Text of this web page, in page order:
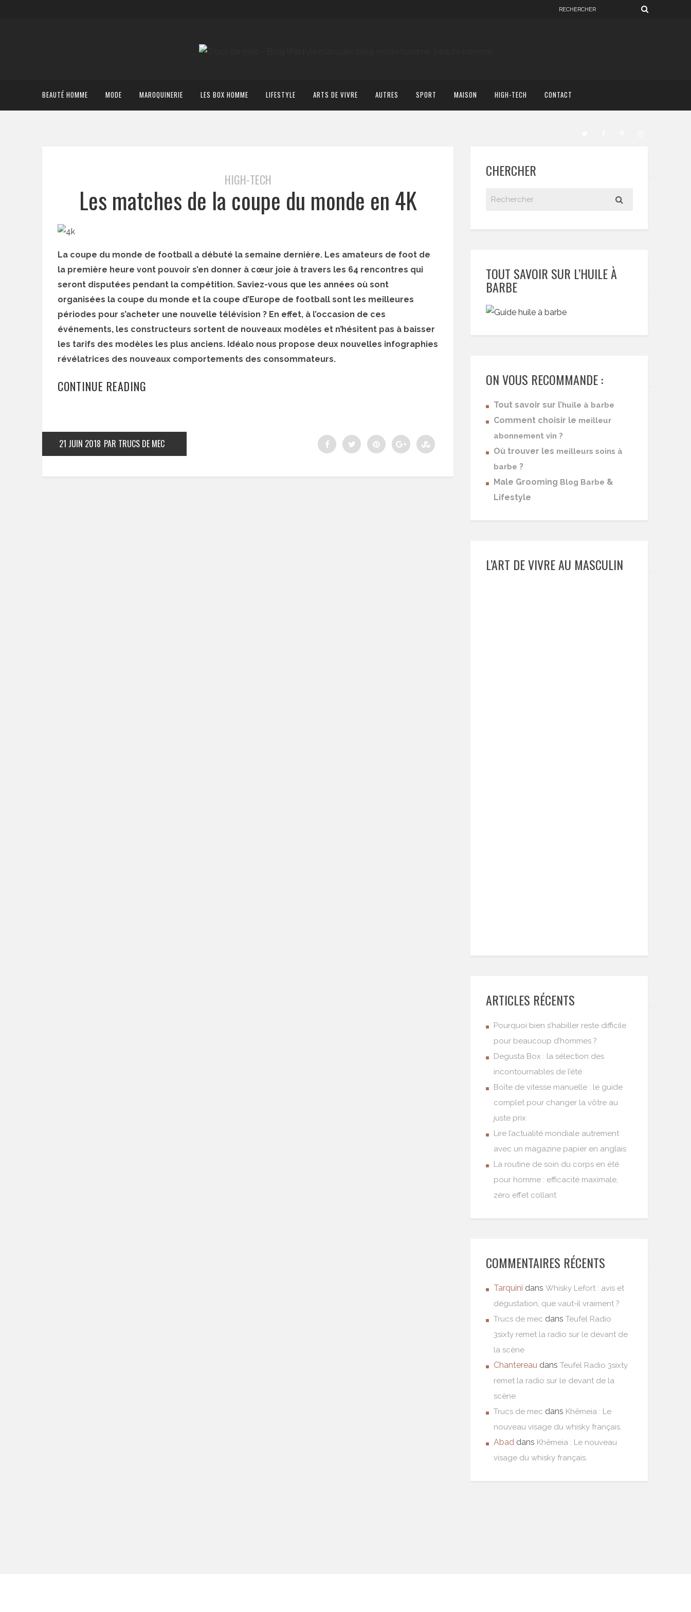
BEAUTÉ HOMME MODE MAROQUINERIE LES BOX HOMME LIFESTYLE ARTS DE VIVRE AUTRES SPORT MAISON HIGH-TECH CONTACT
HIGH-TECH
Les matches de la coupe du monde en 4K
La coupe du monde de football a débuté la semaine dernière. Les amateurs de foot de
la première heure vont pouvoir s’en donner à cœur joie à travers les 64 rencontres qui
seront disputées pendant la compétition. Saviez-vous que les années où sont
organisées la coupe du monde et la coupe d’Europe de football sont les meilleures
périodes pour s’acheter une nouvelle télévision ? En effet, à l’occasion de ces
événements, les constructeurs sortent de nouveaux modèles et n’hésitent pas à baisser
les tarifs des modèles les plus anciens. Idéalo nous propose deux nouvelles infographies
révélatrices des nouveaux comportements des consommateurs.
CONTINUE READING
21 JUIN 2018 PAR TRUCS DE MEC
CHERCHER
TOUT SAVOIR SUR L’HUILE À
BARBE
ON VOUS RECOMMANDE :
Tout savoir sur l’huile à barbe
Comment choisir le meilleur
abonnement vin ?
Où trouver les meilleurs soins à
barbe ?
Male Grooming Blog Barbe &
Lifestyle
L’ART DE VIVRE AU MASCULIN
ARTICLES RÉCENTS
Pourquoi bien s’habiller reste difficile
pour beaucoup d’hommes ?
Degusta Box : la sélection des
incontournables de l’été
Boîte de vitesse manuelle : le guide
complet pour changer la vôtre au
juste prix
Lire l’actualité mondiale autrement
avec un magazine papier en anglais
La routine de soin du corps en été
pour homme : efficacité maximale,
zéro effet collant
COMMENTAIRES RÉCENTS
Tarquini dans Whisky Lefort : avis et
dégustation, que vaut-il vraiment ?
Trucs de mec dans Teufel Radio
3sixty remet la radio sur le devant de
la scène
Chantereau dans Teufel Radio 3sixty
remet la radio sur le devant de la
scène
Trucs de mec dans Khêmeia : Le
nouveau visage du whisky français.
Abad dans Khêmeia : Le nouveau
visage du whisky français.